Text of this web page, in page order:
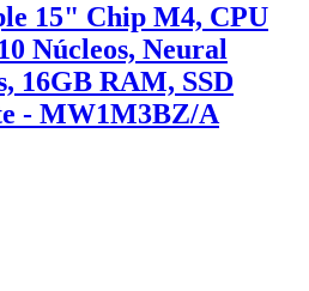
15" Chip M4, CPU
Núcleos, Neural
16GB RAM, SSD
- MW1M3BZ/A